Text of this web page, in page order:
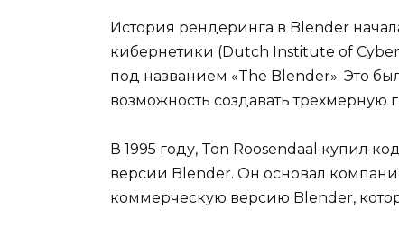
История рендеринга в Blender
кибернетики (Dutch Institute of
под названием «The Blender». Это
возможность создавать
В 1995 году, Ton Roosendaal купил
версии Blender. Он основал
коммерческую версию Blender,